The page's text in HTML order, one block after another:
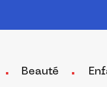
Beauté